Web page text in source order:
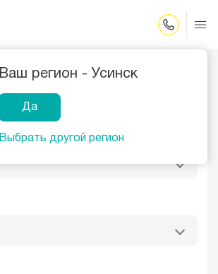
Ваш регион - Усинск
Да
Выбрать другой регион